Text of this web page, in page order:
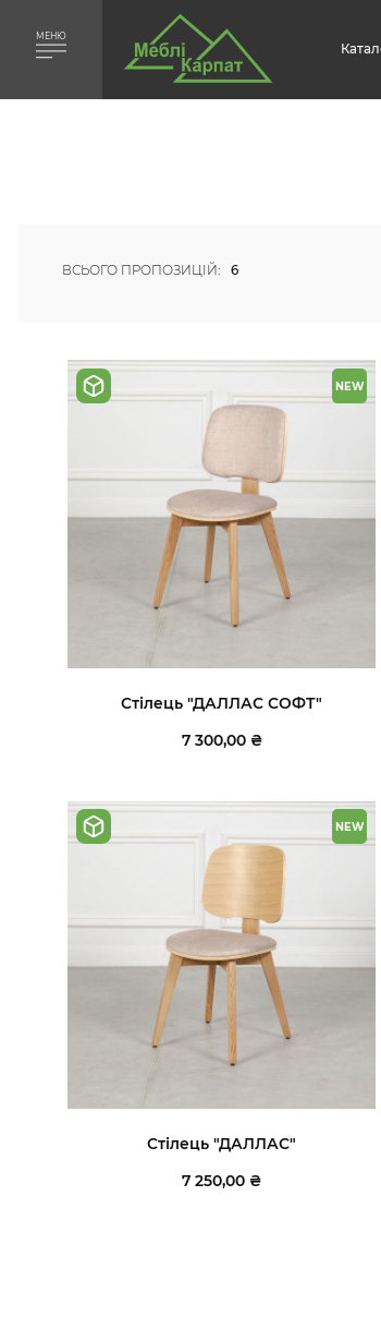
МЕНЮ
ВСЬОГО ПРОПОЗИЦІЙ: 6
NEW
Стілець "ДАЛЛАС СОФТ"
7 300,00 ₴
NEW
Стілець "ДАЛЛАС"
7 250,00 ₴